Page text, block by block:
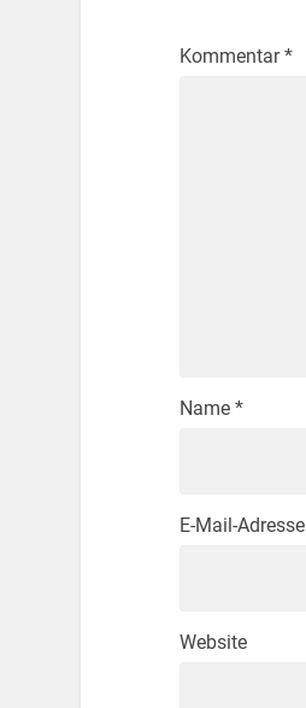
Kommentar*
Name *
E-Mail-Adresse
Website